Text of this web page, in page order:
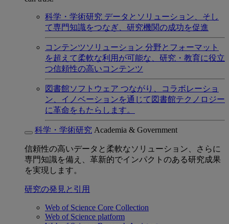
科学・学術研究 データとソリューション、そし
て専門知識をつなぎ、研究機関の成功を促進
コンテンツソリューション 分野とフォーマット
を超えて柔軟な利用が可能な、研究・教育に役立
つ信頼性の高いコンテンツ
図書館ソフトウェア つながり、コラボレーショ
ン、イノベーションを通じて図書館テクノロジー
に革命をもたらします。
科学・学術研究 Academia & Government
信頼性の高いデータと柔軟なソリューション、さらに
専門知識を備え、革新的でインパクトのある研究成果
を実現します。
研究の発見と引用
Web of Science Core Collection
Web of Science platform